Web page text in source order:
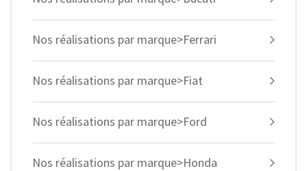
Nos réalisations par marque>Ferrari
Nos réalisations par marque>Fiat
Nos réalisations par marque>Ford
Nos réalisations par marque>Honda